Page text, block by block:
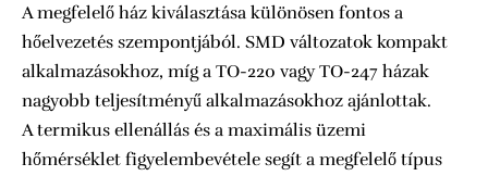
A megfelelő ház kiválasztása különösen fontos a
hőelvezetés szempontjából. SMD változatok kompakt
alkalmazásokhoz, míg a TO-220 vagy TO-247 házak
nagyobb teljesítményű alkalmazásokhoz ajánlottak.
A termikus ellenállás és a maximális üzemi
hőmérséklet figyelembevétele segít a megfelelő típus